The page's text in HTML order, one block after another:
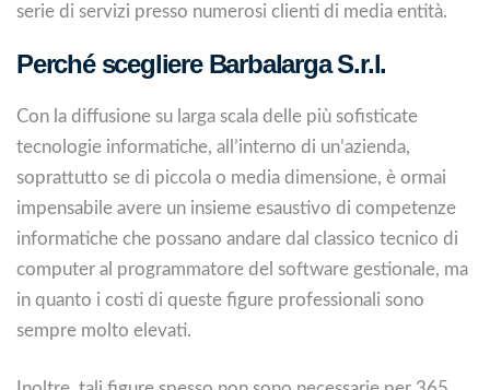
serie di servizi presso numerosi clienti di media entità.
Perché scegliere Barbalarga S.r.l.
Con la diffusione su larga scala delle più sofisticate
tecnologie informatiche, all’interno di un’azienda,
soprattutto se di piccola o media dimensione, è ormai
impensabile avere un insieme esaustivo di competenze
informatiche che possano andare dal classico tecnico di
computer al programmatore del software gestionale, ma
in quanto i costi di queste figure professionali sono
sempre molto elevati.